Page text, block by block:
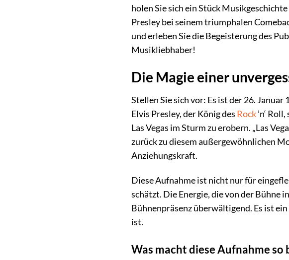
holen Sie sich ein Stück
Presley bei seinem triumphalen
und erleben Sie die Begeisterung des
Musikliebhaber!
Die Magie einer
Stellen Sie sich vor: Es ist der 26.
Elvis Presley, der König des Rock’n‘
Las Vegas im Sturm zu erobern. „Las
zurück zu diesem außergewöhnlichen
Anziehungskraft.
Diese Aufnahme ist nicht nur für
schätzt. Die Energie, die von der Bühne
Bühnenpräsenz überwältigend. Es ist
ist.
Was macht diese Aufnahme so